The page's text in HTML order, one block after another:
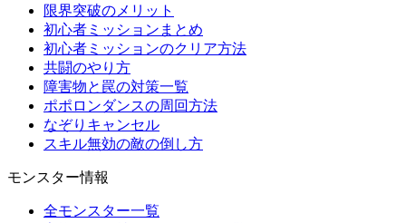
限界突破のメリット
初心者ミッションまとめ
初心者ミッションのクリア方法
共闘のやり方
障害物と罠の対策一覧
ポポロンダンスの周回方法
なぞりキャンセル
スキル無効の敵の倒し方
モンスター情報
全モンスター一覧